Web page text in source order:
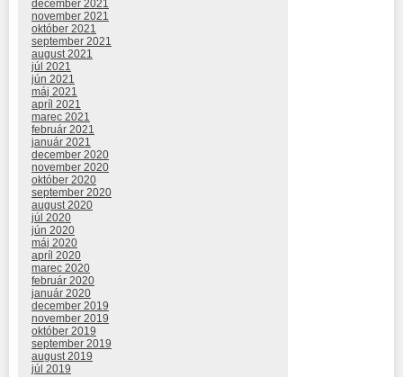
december 2021
november 2021
október 2021
september 2021
august 2021
júl 2021
jún 2021
máj 2021
apríl 2021
marec 2021
február 2021
január 2021
december 2020
november 2020
október 2020
september 2020
august 2020
júl 2020
jún 2020
máj 2020
apríl 2020
marec 2020
február 2020
január 2020
december 2019
november 2019
október 2019
september 2019
august 2019
júl 2019